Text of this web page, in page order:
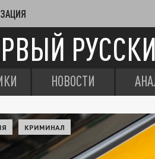
НОВОСТИ
КРИМИНАЛ